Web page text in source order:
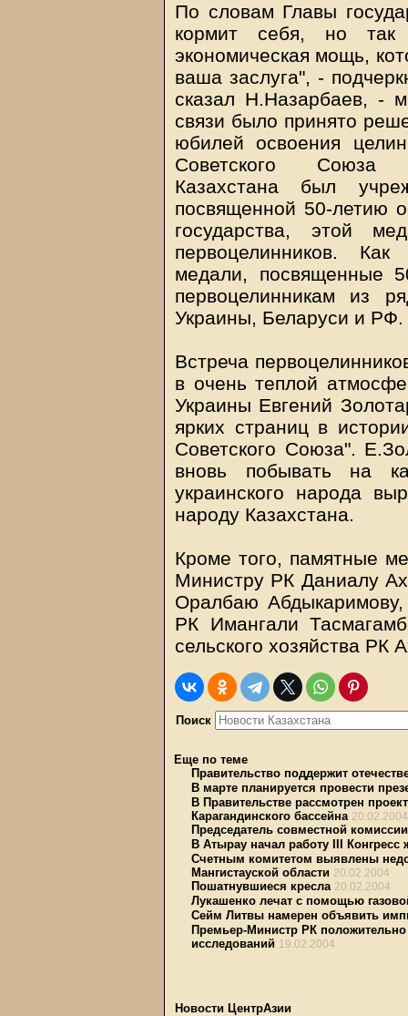
По словам Главы
кормит себя, но
экономическая мощь,
ваша заслуга", -
сказал Н.Назарбаев, -
связи было принято
юбилей освоения
Советского Союза
Казахстана был
посвященной 50-летию
государства, этой
первоцелинников.
медали, посвященные
первоцелинникам из
Украины, Беларуси и РФ.
Встреча
в очень теплой
Украины Евгений
ярких страниц в
Советского Союза".
вновь побывать на
украинского народа
народу Казахстана.
Кроме того, памятные
Министру РК Даниалу
Оралбаю
РК Имангали
сельского хозяйства РК
Поиск
Еще по теме
Правительство поддержит
В марте планируется провести
В Правительстве рассмотрен
Карагандинского бассейна 20.02.2004
Председатель совместной
В Атырау начал работу III Конгресс
Счетным комитетом выявлены
Мангистауской области 20.02.2004
Пошатнувшиеся кресла 20.02.2004
Лукашенко лечат с помощью
Сейм Литвы намерен объявить
Премьер-Министр РК положительно
исследований 19.02.2004
Новости ЦентрАзии